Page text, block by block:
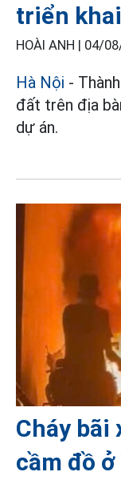
triển
HOÀI ANH | 04/
Hà Nội -
đất trên địa
dự án.
Cháy bãi
cầm đồ ở